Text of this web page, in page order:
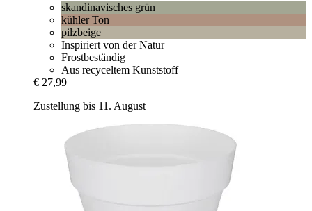
skandinavisches grün
kühler Ton
pilzbeige
Inspiriert von der Natur
Frostbeständig
Aus recyceltem Kunststoff
€ 27,99
Zustellung bis 11. August